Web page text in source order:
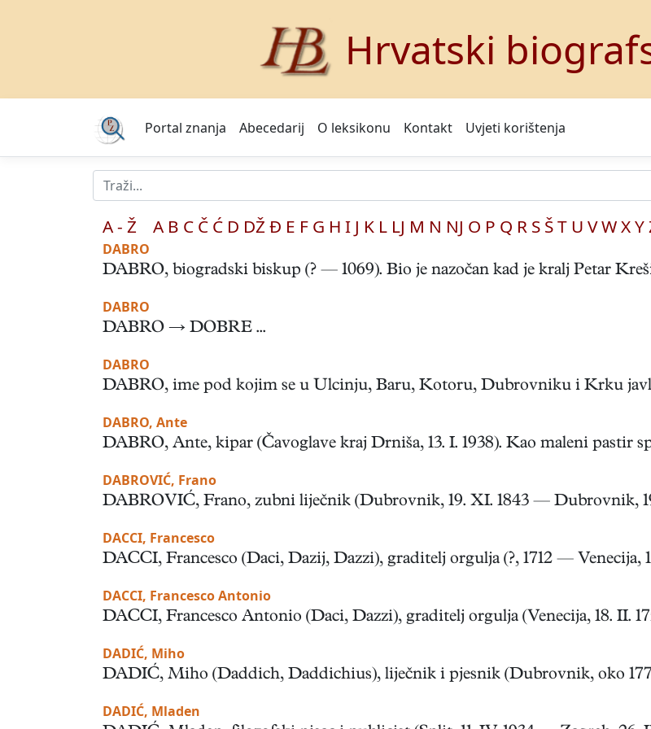
Hrvatski
Portal znanja Abecedarij O leksikonu Kontakt Uvjeti korištenja
A - Ž A B C Č Ć D DŽ Đ E F G H I J K L LJ M N NJ O P Q R S ŠT U VWXY
DABRO
DABRO, biogradski biskup (? — 1069). Bio je nazočan kad je kralj Petar
DABRO
DABRO → DOBRE ...
DABRO
DABRO, ime pod kojim se u Ulcinju, Baru, Kotoru, Dubrovniku i Krku
DABRO, Ante
DABRO, Ante, kipar (Čavoglave kraj Drniša, 13. I. 1938). Kao maleni pastir
DABROVIĆ, Frano
DABROVIĆ, Frano, zubni liječnik (Dubrovnik, 19. XI. 1843 — Dubrovnik,
DACCI, Francesco
DACCI, Francesco (Daci, Dazij, Dazzi), graditelj orgulja (?, 1712 — Venecija,
DACCI, Francesco Antonio
DACCI, Francesco Antonio (Daci, Dazzi), graditelj orgulja (Venecija, 18. II.
DADIĆ, Miho
DADIĆ, Miho (Daddich, Daddichius), liječnik i pjesnik (Dubrovnik, oko
DADIĆ, Mladen